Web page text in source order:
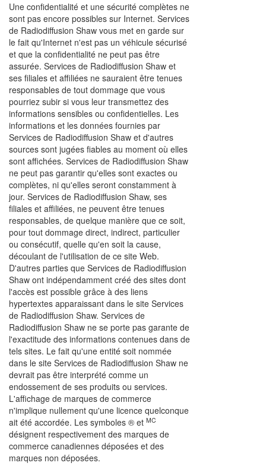
Une confidentialité et une sécurité complètes ne
sont pas encore possibles sur Internet. Services
de Radiodiffusion Shaw vous met en garde sur
le fait qu'Internet n'est pas un véhicule sécurisé
et que la confidentialité ne peut pas être
assurée. Services de Radiodiffusion Shaw et
ses filiales et affiliées ne sauraient être tenues
responsables de tout dommage que vous
pourriez subir si vous leur transmettez des
informations sensibles ou confidentielles. Les
informations et les données fournies par
Services de Radiodiffusion Shaw et d'autres
sources sont jugées fiables au moment où elles
sont affichées. Services de Radiodiffusion Shaw
ne peut pas garantir qu'elles sont exactes ou
complètes, ni qu'elles seront constamment à
jour. Services de Radiodiffusion Shaw, ses
filiales et affiliées, ne peuvent être tenues
responsables, de quelque manière que ce soit,
pour tout dommage direct, indirect, particulier
ou consécutif, quelle qu'en soit la cause,
découlant de l'utilisation de ce site Web.
D'autres parties que Services de Radiodiffusion
Shaw ont indépendamment créé des sites dont
l'accès est possible grâce à des liens
hypertextes apparaissant dans le site Services
de Radiodiffusion Shaw. Services de
Radiodiffusion Shaw ne se porte pas garante de
l'exactitude des informations contenues dans de
tels sites. Le fait qu'une entité soit nommée
dans le site Services de Radiodiffusion Shaw ne
devrait pas être interprété comme un
endossement de ses produits ou services.
L'affichage de marques de commerce
n'implique nullement qu'une licence quelconque
ait été accordée. Les symboles ® et MC
désignent respectivement des marques de
commerce canadiennes déposées et des
marques non déposées.